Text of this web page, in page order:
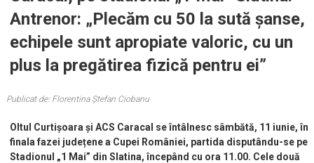
Antrenor: „Plecăm cu 50 la sută șanse,
echipele sunt apropiate valoric, cu un
plus la pregătirea fizică pentru ei”
Publicat de: Florentina Ștefan Ciobanu
Oltul Curtișoara și ACS Caracal se întâlnesc sâmbătă, 11 iunie, în
finala fazei județene a Cupei României, partida disputându-se pe
Stadionul „1 Mai” din Slatina, începând cu ora 11.00. Cele două